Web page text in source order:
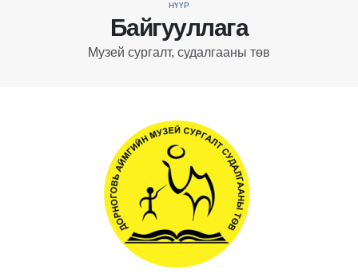
Байгууллага
Музей сургалт, судалгааны төв
НҮҮР